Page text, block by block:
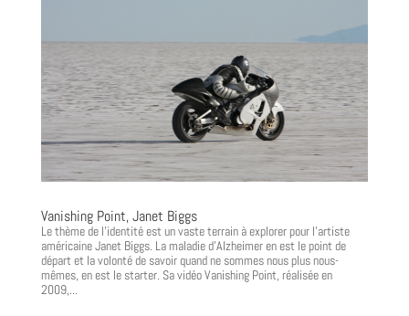
Vanishing Point, Janet Biggs
Le thème de l’identité est un vaste terrain à explorer pour l’artiste
américaine Janet Biggs. La maladie d’Alzheimer en est le point de
départ et la volonté de savoir quand ne sommes nous plus nous-
mêmes, en est le starter. Sa vidéo Vanishing Point, réalisée en
2009,...